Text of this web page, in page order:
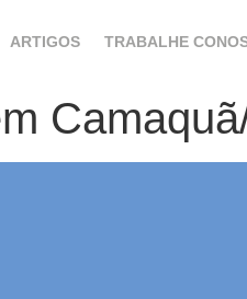
ARTIGOS TRABALHE